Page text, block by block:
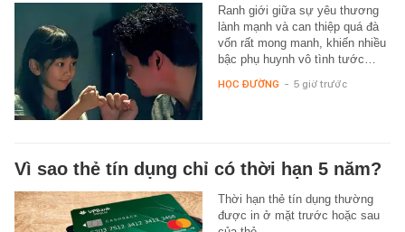
Ranh giới giữa sự yêu thương
lành mạnh và can thiệp quá đà
vốn rất mong manh, khiến nhiều
bậc phụ huynh vô tình tước…
HỌC ĐƯỜNG - 5 giờ trước
Vì sao thẻ tín dụng chỉ có thời hạn 5 năm?
Thời hạn thẻ tín dụng thường
được in ở mặt trước hoặc sau